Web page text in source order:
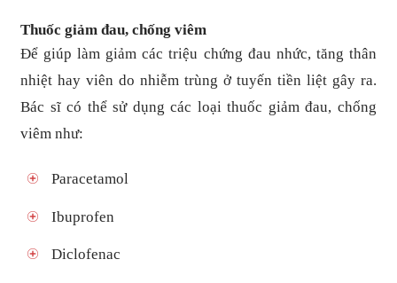
Thuốc giảm đau, chống viêm
Để giúp làm giảm các triệu chứng đau nhức, tăng thân
nhiệt hay viên do nhiễm trùng ở tuyến tiền liệt gây ra.
Bác sĩ có thể sử dụng các loại thuốc giảm đau, chống
viêm như:
Paracetamol
Ibuprofen
Diclofenac